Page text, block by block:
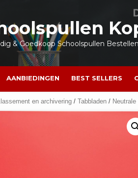
& Goedkoop Schoolspullen
AANBIEDINGEN BEST SELLERS
en archivering / Tabbladen /